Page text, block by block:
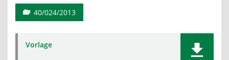
40/024/2013
Vorlage